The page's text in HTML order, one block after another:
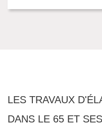
LES TRAVAUX
DANS LE 65 ET